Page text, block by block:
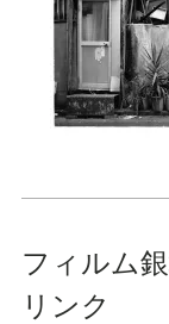
フィルム
リンク